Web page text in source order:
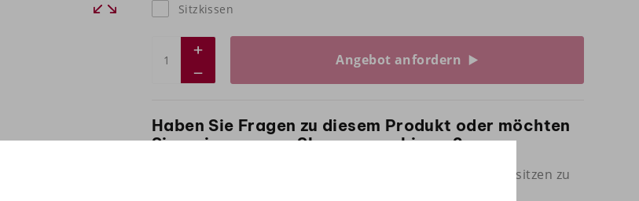
Sitzkissen
Angebot anfordern
Haben Sie Fragen zu diesem Produkt oder möchten
Sie es in unserem Shop ausprobieren?
mit uns und kommen Sie zum Probesitzen zu